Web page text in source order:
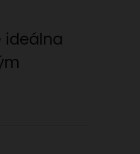
ideálna